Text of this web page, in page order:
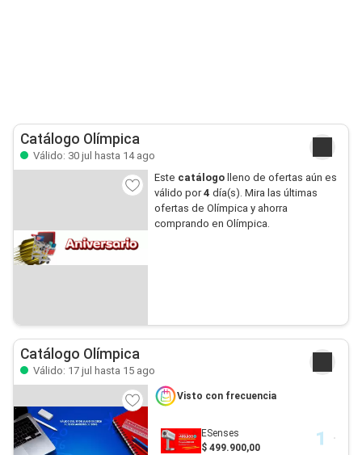
Catálogo Olímpica
Válido: 30 jul hasta 14 ago
Este catálogolleno de ofertas aún es
válido por4 día(s). Mira las últimas
ofertas de Olímpica y ahorra
comprando en Olímpica.
Catálogo Olímpica
Válido: 17 jul hasta 15 ago
Visto con frecuencia
ESenses
$ 499.900,00